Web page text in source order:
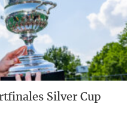
Silver Cup